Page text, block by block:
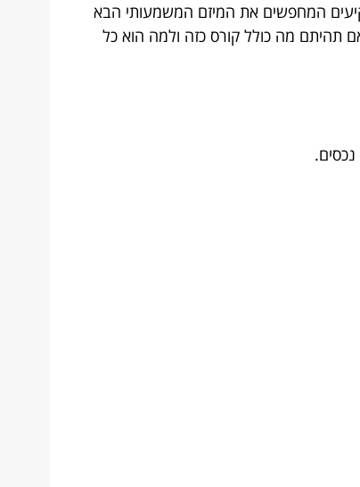
המחפשים את המיזם המשמעותי הבא
תהיתם מה כולל קורס כזה ולמה הוא כל